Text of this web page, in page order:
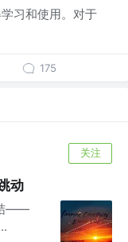
习和使用。对于
175
关注
动
结——